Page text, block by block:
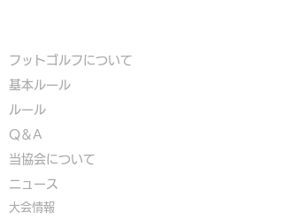
フットゴルフについて
基本ルール
ルール
Q＆A
​当協会について
​ニュース
大会情報